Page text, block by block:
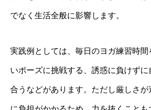
でなく生活全般に影響します。
実践例としては、毎日のヨガ練習時間
いポーズに挑戦する、誘惑に負けずに
合うなどがあります。ただし厳しさ